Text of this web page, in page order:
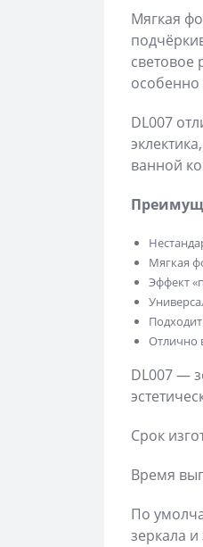
Мягкая
световое
DL007
ванной
Мягкая
Эффект
Отлично
DL007 —
Срок
Время
По
зеркала